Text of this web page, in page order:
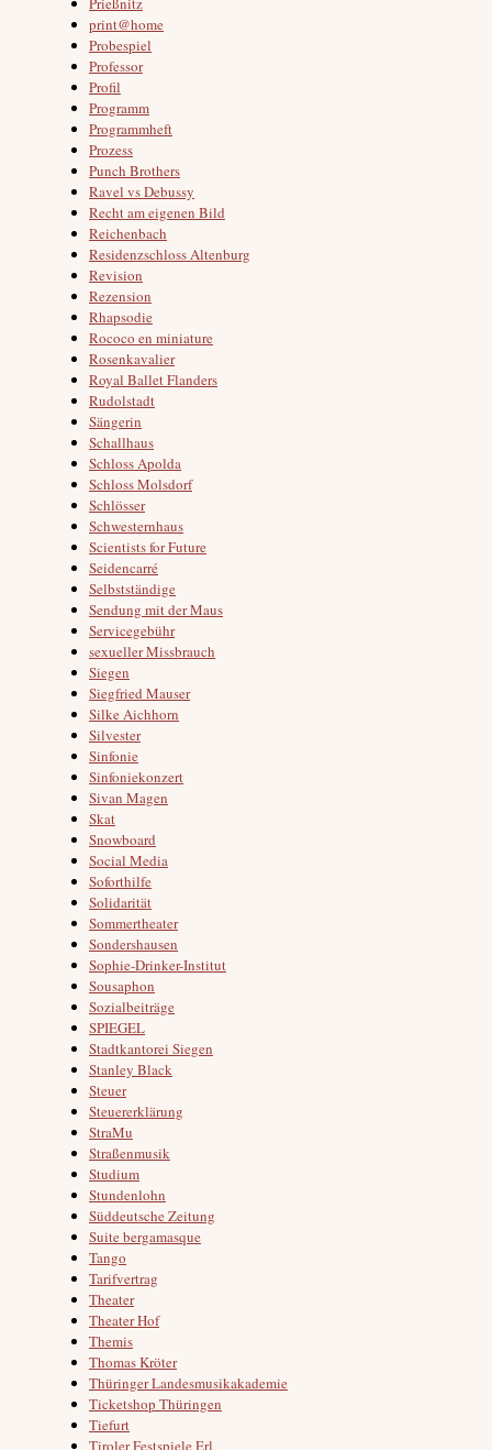
print@home
Probespiel
Professor
Profil
Programm
Programmheft
Prozess
Punch Brothers
Ravel vs Debussy
Recht am eigenen Bild
Reichenbach
Residenzschloss Altenburg
Revision
Rezension
Rhapsodie
Rococo en miniature
Rosenkavalier
Royal Ballet Flanders
Rudolstadt
Sängerin
Schallhaus
Schloss Apolda
Schloss Molsdorf
Schlösser
Schwesternhaus
Scientists for Future
Seidencarré
Selbstständige
Sendung mit der Maus
Servicegebühr
sexueller Missbrauch
Siegen
Siegfried Mauser
Silke Aichhorn
Silvester
Sinfonie
Sinfoniekonzert
Sivan Magen
Skat
Snowboard
Social Media
Soforthilfe
Solidarität
Sommertheater
Sondershausen
Sophie-Drinker-Institut
Sousaphon
Sozialbeiträge
SPIEGEL
Stadtkantorei Siegen
Stanley Black
Steuer
Steuererklärung
StraMu
Straßenmusik
Studium
Stundenlohn
Süddeutsche Zeitung
Suite bergamasque
Tango
Tarifvertrag
Theater
Theater Hof
Themis
Thomas Kröter
Thüringer Landesmusikakademie
Ticketshop Thüringen
Tiefurt
Tiroler Festspiele Erl